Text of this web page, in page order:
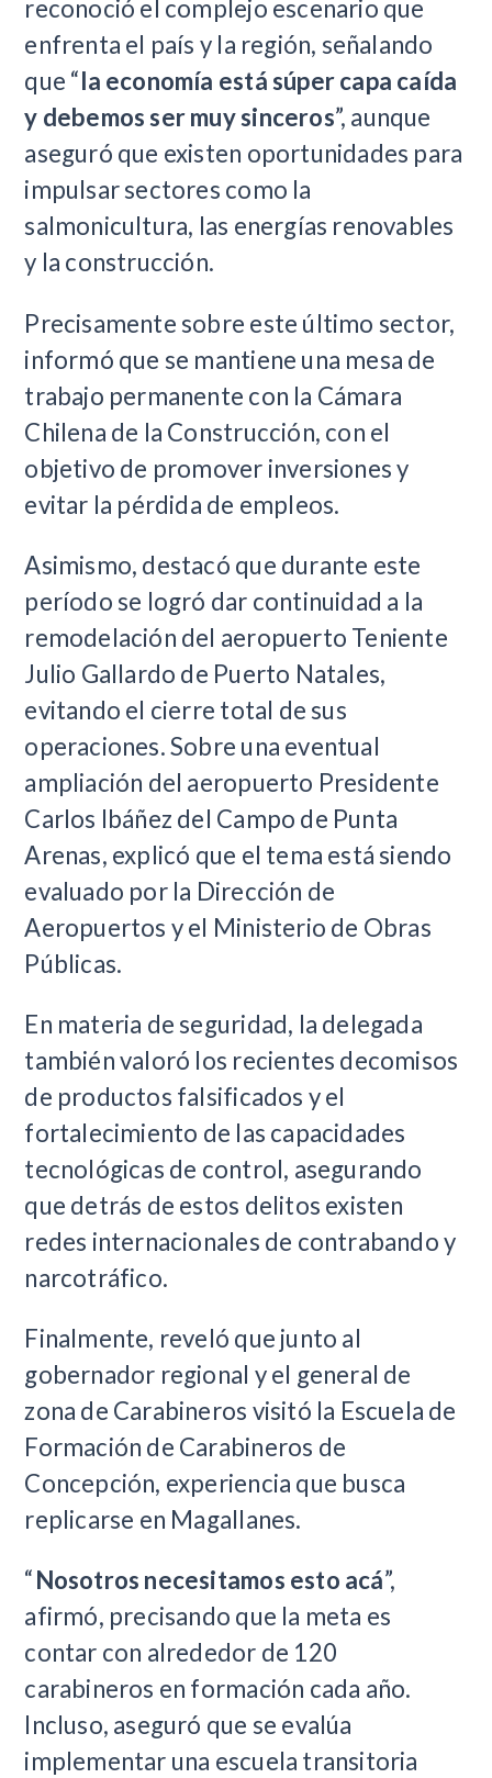
reconoció el complejo escenario que
enfrenta el país y la región, señalando
que “la economía está súper capa caída
y debemos ser muy sinceros”, aunque
aseguró que existen oportunidades para
impulsar sectores como la
salmonicultura, las energías renovables
y la construcción.
Precisamente sobre este último sector,
informó que se mantiene una mesa de
trabajo permanente con la Cámara
Chilena de la Construcción, con el
objetivo de promover inversiones y
evitar la pérdida de empleos.
Asimismo, destacó que durante este
período se logró dar continuidad a la
remodelación del aeropuerto Teniente
Julio Gallardo de Puerto Natales,
evitando el cierre total de sus
operaciones. Sobre una eventual
ampliación del aeropuerto Presidente
Carlos Ibáñez del Campo de Punta
Arenas, explicó que el tema está siendo
evaluado por la Dirección de
Aeropuertos y el Ministerio de Obras
Públicas.
En materia de seguridad, la delegada
también valoró los recientes decomisos
de productos falsificados y el
fortalecimiento de las capacidades
tecnológicas de control, asegurando
que detrás de estos delitos existen
redes internacionales de contrabando y
narcotráfico.
Finalmente, reveló que junto al
gobernador regional y el general de
zona de Carabineros visitó la Escuela de
Formación de Carabineros de
Concepción, experiencia que busca
replicarse en Magallanes.
“Nosotros necesitamos esto acá”,
afirmó, precisando que la meta es
contar con alrededor de 120
carabineros en formación cada año.
Incluso, aseguró que se evalúa
implementar una escuela transitoria